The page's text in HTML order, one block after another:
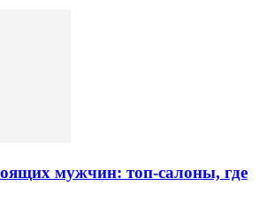
мужчин: топ-салоны, где